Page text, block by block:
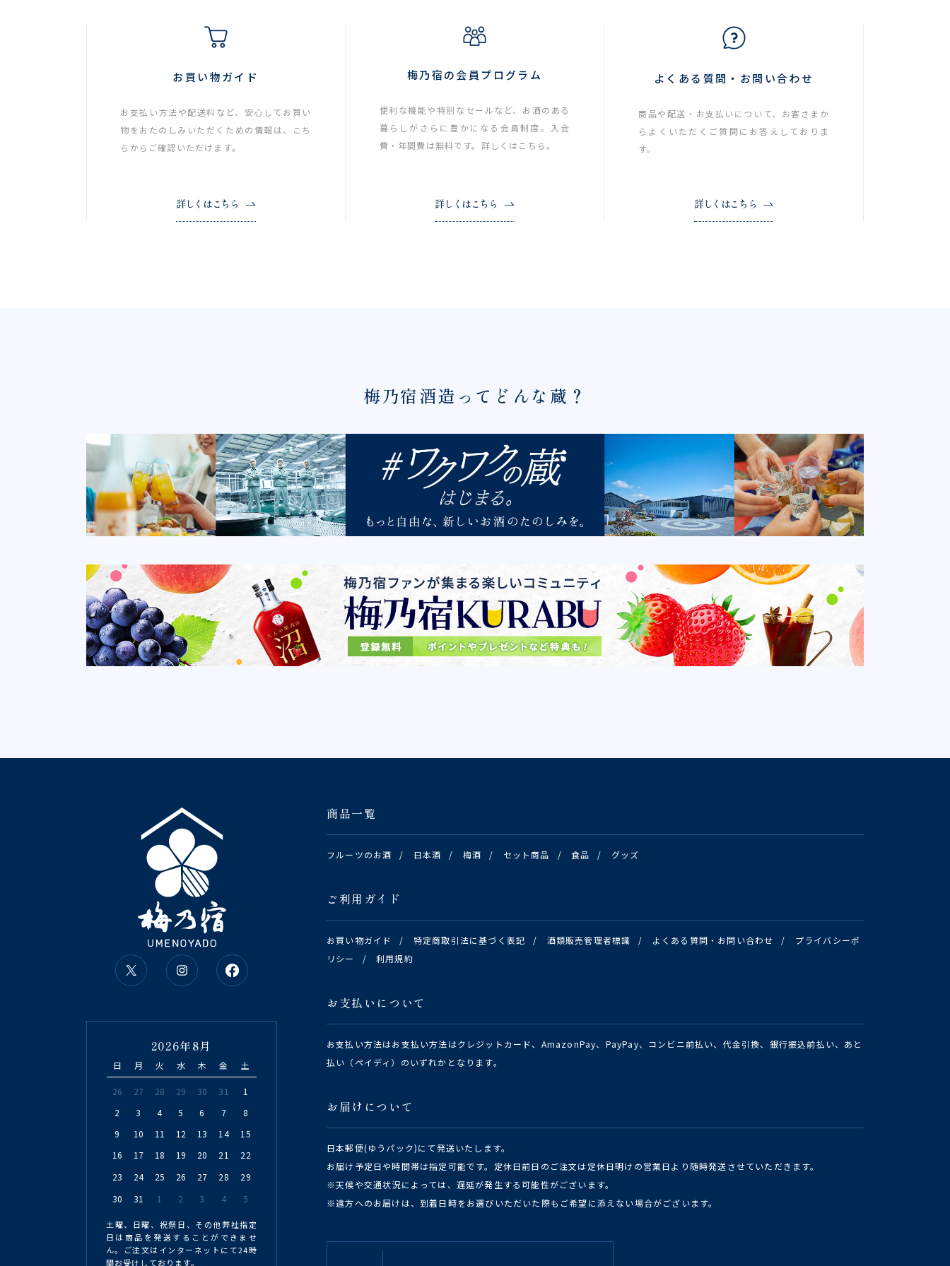
お買い物ガイド
お支払い方法や配送料など、安心してお買い
物をおたのしみいただくための情報は、こち
らからご確認いただけます。
詳しくはこちら
梅乃宿の会員プログラム
便利な機能や特別なセールなど、お酒のある
暮らしがさらに豊かになる会員制度。入会
費・年間費は無料です。詳しくはこちら。
詳しくはこちら
よくある質問・お問い合わせ
商品や配送・お支払いについて、お客さまか
らよくいただくご質問にお答えしておりま
す。
詳しくはこちら
梅乃宿酒造ってどんな蔵？
商品一覧
フルーツのお酒 / 日本酒 / 梅酒 / セット商品 / 食品 / グッズ
ご利用ガイド
お買い物ガイド / 特定商取引法に基づく表記 / 酒類販売管理者標識 / よくある質問・お問い合わせ /
プライバシーポ
リシー
/ 利用規約
お支払いについて
お支払い方法はお支払い方法はクレジットカード、AmazonPay、PayPay、コンビニ前払い、代金引換、銀行振込前払い、あと
払い（ペイディ）のいずれかとなります。
お届けについて
日本郵便(ゆうパック)にて発送いたします。
お届け予定日や時間帯は指定可能です。定休日前日のご注文は定休日明けの営業日より随時発送させていただきます。
※天候や交通状況によっては、遅延が発生する可能性がございます。
※遠方へのお届けは、到着日時をお選びいただいた際もご希望に添えない場合がございます。
2026年8月
日 月 火 水 木 金 土
26 27 28 29 30 31
1
2
3 4 5 6 7
8
9
10 11 12 13 14
15
16
17 18 19 20 21
22
23
24 25 26 27 28
29
30
31 1 2 3 4 5
土曜、日曜、祝祭日、その他弊社指定
日は商品を発送することができませ
ん。ご注文はインターネットにて24時
間お受けしております。